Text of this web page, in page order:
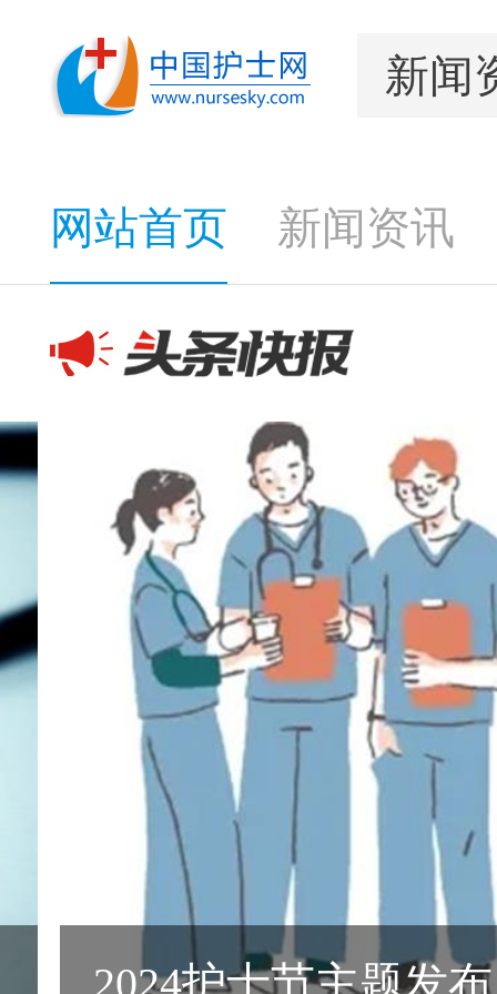
网站首页 新闻资讯
2026护士节｜赋能